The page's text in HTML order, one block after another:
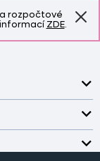
rozpočtové
ZDE.